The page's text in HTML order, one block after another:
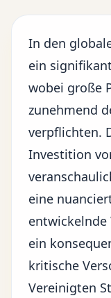
In den
ein
wobei große
zunehmend
verpflichten.
Investition
eine
ein
kritische
Vereinigten